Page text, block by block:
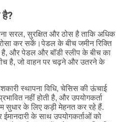
है?
सरल, सुरक्षित और ठोस है ताकि अधिक
कर सकें।पेडल के बीच जमीन रिक्ति
और पेडल और बॉडी स्लीप के बीच का
है, जो वाहन पर चढ़ने और उतरने के
स्थापना विधि, चेसिस की ऊंचाई
नहीं होती है, और उपयोगकर्ता
सुधार के लिए कड़ी मेहनत कर रहे हैं.
के साथ उपयोगकर्ताओं को